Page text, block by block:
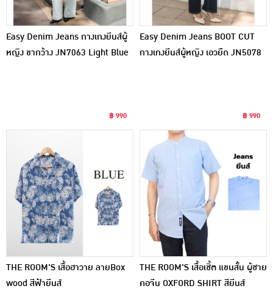
Easy Denim Jeans กางเกงยีนส์ผู้
หญิง ขากว้าง JN7063 Light Blue
฿ 990
Easy Denim Jeans BOOT CUT
กางเกงยีนส์ผู้หญิง เอวยืด JN5078
฿ 990
THE ROOM'S เสื้อฮาวาย ลายBox
wood สีฟ้ายีนส์
THE ROOM'S เสื้อเชิ้ต แขนสั้น ผู้ชาย
คอจีน OXFORD SHIRT สียีนส์